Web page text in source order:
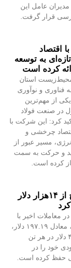
مدیران عامل این
قرار گرفت.
اقتصاد
به توسعه
کرده است
استان
فناوری و نوآوری
از مهم‌ترین
در صنعت فولاد
کرد: این شرکت با
چرخشی و
مسیر عبور از
و حرکت به سمت
کرده است.
قیمت فلز سرخ از ۱۴هزار دلار
معاملات اخیر با
رشد ۱.۴۲درصدی، معادل ۱۹۷.۱۹ دلار،
به ۱۴هزار و ۴۷.۹۷ دلار در هر تن
خود را در
حفظ کرده است.